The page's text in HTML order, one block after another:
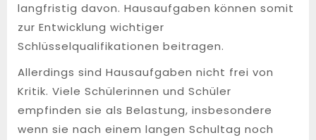
langfristig davon. Hausaufgaben können somit
zur Entwicklung wichtiger
Schlüsselqualifikationen beitragen.
Allerdings sind Hausaufgaben nicht frei von
Kritik. Viele Schülerinnen und Schüler
empfinden sie als Belastung, insbesondere
wenn sie nach einem langen Schultag noch